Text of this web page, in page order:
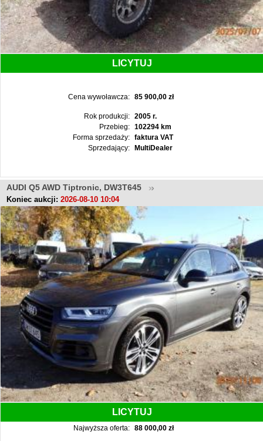
LICYTUJ
Cena wywoławcza: 85 900,00 zł
Rok produkcji:
2005 r.
Przebieg:
102294 km
Forma sprzedaży:
faktura VAT
Sprzedający:
MultiDealer
AUDI Q5 AWD Tiptronic, DW3T645
Koniec aukcji: 2026-08-10 10:04
LICYTUJ
Najwyższa oferta: 88 000,00 zł